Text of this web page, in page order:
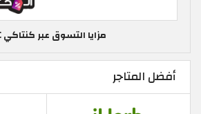
مزايا التسوق عبر كنتاكي KFC
أفضل المتاجر